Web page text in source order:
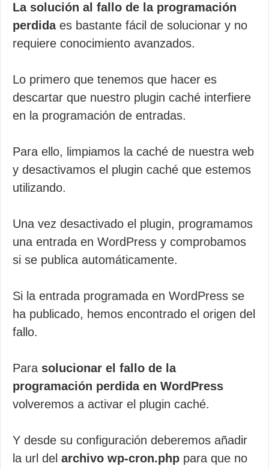
La solución al fallo de la programación
perdidaes bastante fácil de solucionar y no
requiere conocimiento avanzados.
Lo primero que tenemos que hacer es
descartar que nuestro plugin caché interfiere
en la programación de entradas.
Para ello, limpiamos la caché de nuestra web
y desactivamos el plugin caché que estemos
utilizando.
Una vez desactivado el plugin, programamos
una entrada en WordPress y comprobamos
si se publica automáticamente.
Si la entrada programada en WordPress se
ha publicado, hemos encontrado el origen del
fallo.
Para solucionar el fallo de la
programación perdida en WordPress
volveremos a activar el plugin caché.
Y desde su configuración deberemos añadir
la url del archivo wp-cron.php para que no